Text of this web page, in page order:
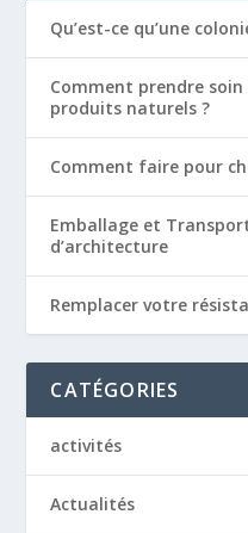
Qu’est-ce qu’une
Comment prendre soin
produits naturels ?
Comment faire pour
Emballage et
d’architecture
Remplacer votre
CATÉGORIES
activités
Actualités